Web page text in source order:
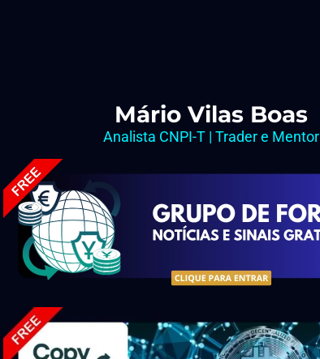
Mário Vilas Boas
Analista CNPI-T | Trader e Mentor